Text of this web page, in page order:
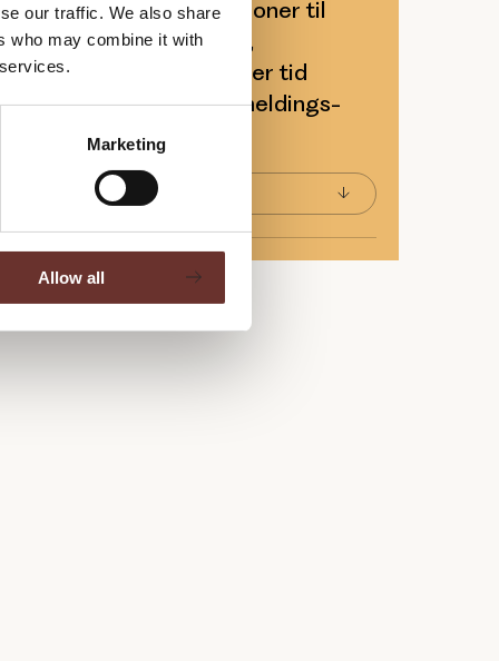
our traffic. We also share
who may combine it with
Marketing
Allow all
kan se frem til invitationer til
og solid viden om PR,
Du kan til enhver tid
os ved at bruge afmeldings-
du modtager.